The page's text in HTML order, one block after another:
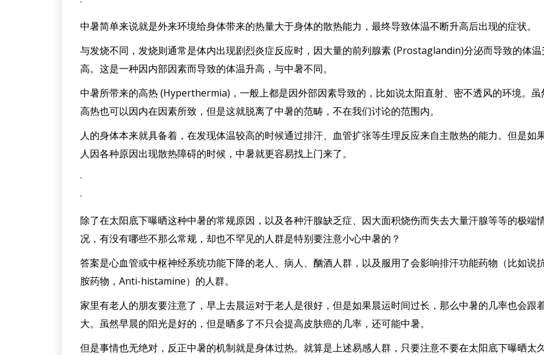
中暑简单来说就是外来环境给身体带来的热量大于身体的散热能力，最终导致体温不断升高后出现的症状。
与发烧不同，发烧则通常是体内出现剧烈炎症反应时，因大量的前列腺素 (Prostaglandin)分泌而导致的体温
高。这是一种因内部因素而导致的体温升高，与中暑不同。
中暑所带来的高热 (Hyperthermia)，一般上都是因外部因素导致的，比如说太阳直射、密不透风的环境。虽
高热也可以因内在因素所致，但是这就脱离了中暑的范畴，不在我们讨论的范围内。
人的身体本来就具备着，在发现体温较高的时候通过排汗、血管扩张等生理反应来自主散热的能力。但是如
人因各种原因出现散热障碍的时候，中暑就更容易找上门来了。
·
·
除了在太阳底下曝晒这种中暑的常规原因，以及各种汗腺缺乏症、因大面积烧伤而失去大量汗腺等等的极端
况，有没有哪些不那么常规，却也不罕见的人群是特别要注意小心中暑的？
答案是心血管或中枢神经系统功能下降的老人、病人、酗酒人群，以及服用了会影响排汗功能药物（比如说
胺药物，Anti-histamine）的人群。
家里有老人的朋友要注意了，早上去晨运对于老人是很好，但是如果晨运时间过长，那么中暑的几率也会跟
大。虽然早晨的阳光是好的，但是晒多了不只会提高皮肤癌的几率，还可能中暑。
但是事情也无绝对，反正中暑的机制就是身体过热。就算是上述易感人群，只要注意不要在太阳底下曝晒太